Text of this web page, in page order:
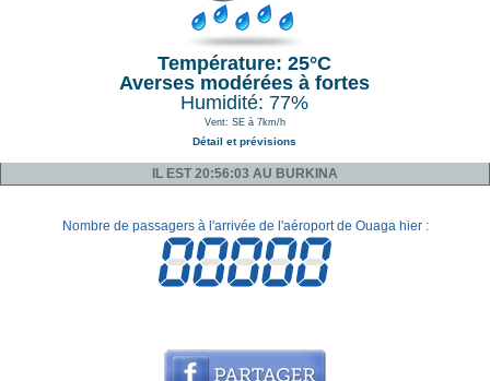
Température: 25°C
Averses modérées à fortes
Humidité: 77%
Vent: SE à 7km/h
Détail et prévisions
IL EST 20:56:03 AU BURKINA
Nombre de passagers à l'arrivée de l'aéroport de Ouaga hier :